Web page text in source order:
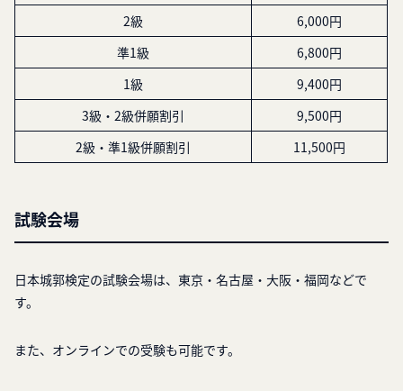
2級
6,000円
準1級
6,800円
1級
9,400円
3級・2級併願割引
9,500円
2級・準1級併願割引
11,500円
試験会場
日本城郭検定の試験会場は、東京・名古屋・大阪・福岡などで
す。
また、オンラインでの受験も可能です。